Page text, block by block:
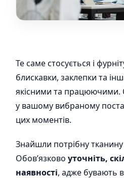
Те саме стосується і
блискавки, заклепки та
якісними та працюючими.
у вашому вибраному
цих моментів.
Знайшли потрібну
Обов’язково уточніть,
наявності, адже бувають